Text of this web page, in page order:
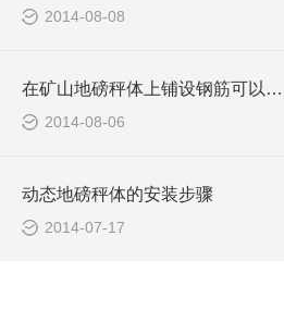
2014-08-08
在矿山地磅秤体上铺设钢筋可以防滑
2014-08-06
动态地磅秤体的安装步骤
2014-07-17